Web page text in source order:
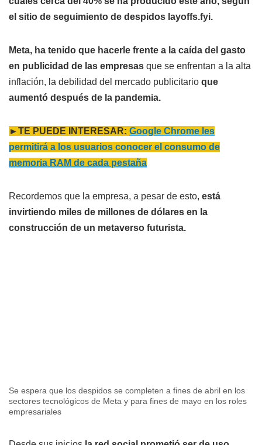
el sitio de seguimiento de despidos layoffs.fyi.
Meta, ha tenido que hacerle frente a la caída del gasto
en publicidad de las empresas que se enfrentan a la alta
inflación, la debilidad del mercado publicitario que
aumentó después de la pandemia.
►TE PUEDE INTERESAR: Google Chrome les
permitirá a los usuarios conocer el consumo de
memoria RAM de cada pestaña
Recordemos que la empresa, a pesar de esto, está
invirtiendo miles de millones de dólares en la
construcción de un metaverso futurista.
Se espera que los despidos se completen a fines de abril en los
sectores tecnológicos de Meta y para fines de mayo en los roles
empresariales